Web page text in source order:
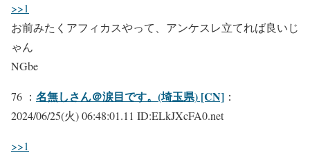
>>1
お前みたくアフィカスやって、アンケスレ立てれば良いじ
ゃん
NGbe
76 ： 名無しさん＠涙目です。(埼玉県) [CN] ：
2024/06/25(火) 06:48:01.11 ID:ELkJXcFA0.net
>>1